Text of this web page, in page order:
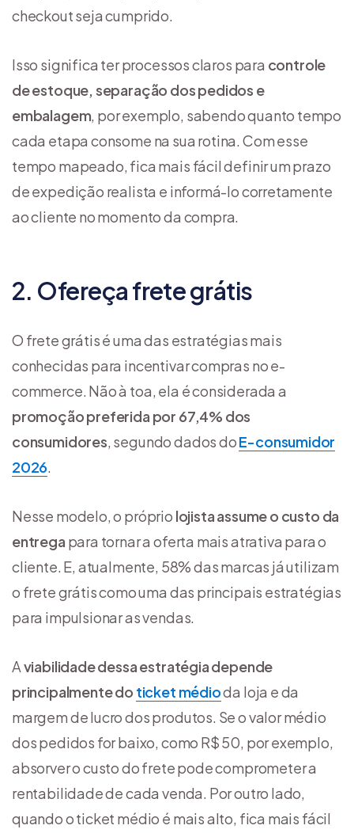
checkout seja cumprido.
Isso significa ter processos claros para controle
de estoque, separação dos pedidos e
embalagem, por exemplo, sabendo quanto tempo
cada etapa consome na sua rotina. Com esse
tempo mapeado, fica mais fácil definir um prazo
de expedição realista e informá-lo corretamente
ao cliente no momento da compra.
2. Ofereça frete grátis
O frete grátis é uma das estratégias mais
conhecidas para incentivar compras no e-
commerce. Não à toa, ela é considerada a
promoção preferida por 67,4% dos
consumidores, segundo dados doE-consumidor
2026.
Nesse modelo, o próprio lojista assume o custo da
entrega para tornar a oferta mais atrativa para o
cliente. E, atualmente, 58% das marcas já utilizam
o frete grátis como uma das principais estratégias
para impulsionar as vendas.
Aviabilidade dessa estratégia depende
principalmente do ticket médioda loja e da
margem de lucro dos produtos. Se o valor médio
dos pedidos for baixo, como R$ 50, por exemplo,
absorver o custo do frete pode comprometer a
rentabilidade de cada venda. Por outro lado,
quando o ticket médio é mais alto, fica mais fácil